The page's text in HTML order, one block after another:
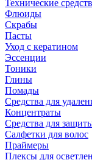
Технические
Флюиды
Скрабы
Пасты
Уход с кератином
Эссенции
Тоники
Глины
Помады
Средства для
Концентраты
Средства для
Салфетки для волос
Праймеры
Плексы для